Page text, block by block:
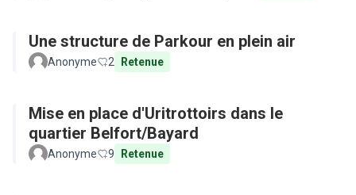
Une structure de Parkour en plein air
Anonyme 2 Retenue
Mise en place d'Uritrottoirs dans le
quartier Belfort/Bayard
Anonyme 9 Retenue